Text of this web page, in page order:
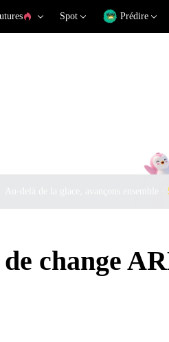
Spot Prédire
Au-delà de la glace, avançons ensemble ·
change